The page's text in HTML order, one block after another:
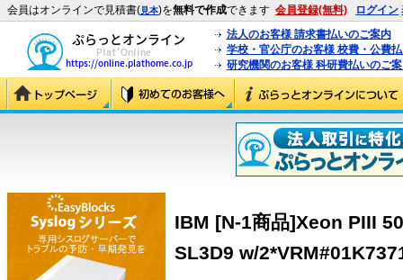
会員はオンラインで見積書(見本)を無料で作成できます 会員登録(無料) ログイン
法人のお客様 請求書払いのご案内
学校・官公庁のお客様 校費・公費
研究機関のお客様 科研費払いのご
IBM [N-1商品]Xeon PIII
SL3D9 w/